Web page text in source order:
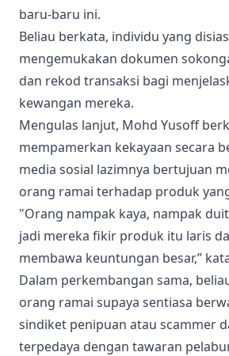
baru-baru ini.
Beliau berkata, individu yang
mengemukakan dokumen
dan rekod transaksi bagi
kewangan mereka.
Mengulas lanjut, Mohd Yusoff
mempamerkan kekayaan secara
media sosial lazimnya bertujuan
orang ramai terhadap produk
"Orang nampak kaya, nampak
jadi mereka fikir produk itu laris
membawa keuntungan besar,”
Dalam perkembangan sama,
orang ramai supaya sentiasa
sindiket penipuan atau scammer
terpedaya dengan tawaran